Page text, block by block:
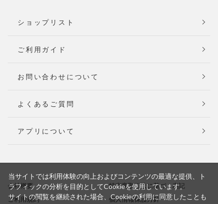
ショップリスト
ご利用ガイド
お問い合わせについて
よくあるご質問
アプリについて
会社概要
特定商取引法に基づく表記
ご利用規約
個人情報保護方針
当サイトでは利用体験の向上およびコンテンツの最適な提供、ト
ラフィックの分析を目的としてCookieを使用しています。
サイトの閲覧を継続された場合、Cookieの利用に同意したことも